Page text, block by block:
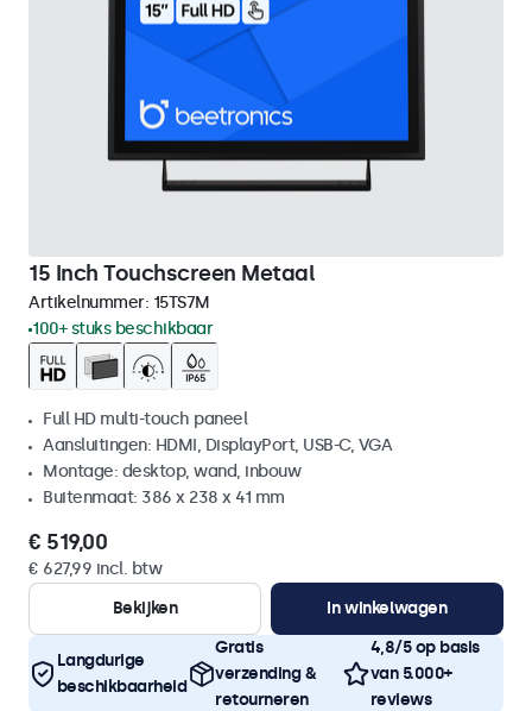
15 Inch Touchscreen Metaal
Artikelnummer: 15TS7M
100+ stuks beschikbaar
Full HD multi-touch paneel
Aansluitingen: HDMI, DisplayPort, USB-C, VGA
Montage: desktop, wand, inbouw
Buitenmaat: 386 x 238 x 41 mm
€ 519,00
€ 627,99 incl. btw
Bekijken
In winkelwagen
Langdurige
beschikbaarheid
Gratis
verzending &
retourneren
4,8/5 op basis
van 5.000+
reviews